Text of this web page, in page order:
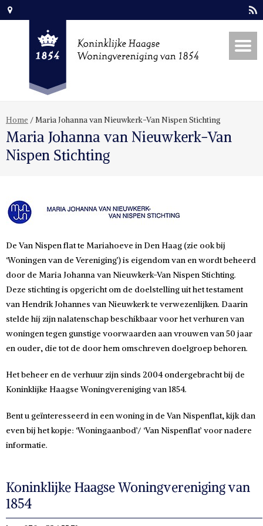
Home /Maria Johanna van Nieuwkerk-Van Nispen Stichting
Maria Johanna van Nieuwkerk-Van
Nispen Stichting
De Van Nispen flat te Mariahoeve in Den Haag (zie ook bij
‘Woningen van de Vereniging’) is eigendom van en wordt beheerd
door de Maria Johanna van Nieuwkerk-Van Nispen Stichting.
Deze stichting is opgericht om de doelstelling uit het testament
van Hendrik Johannes van Nieuwkerk te verwezenlijken. Daarin
stelde hij zijn nalatenschap beschikbaar voor het verhuren van
woningen tegen gunstige voorwaarden aan vrouwen van 50 jaar
en ouder, die tot de door hem omschreven doelgroep behoren.
Het beheer en de verhuur zijn sinds 2004 ondergebracht bij de
Koninklijke Haagse Woningvereniging van 1854.
Bent u geïnteresseerd in een woning in de Van Nispenflat, kijk dan
even bij het kopje: ‘Woningaanbod’/ ‘Van Nispenflat’ voor nadere
informatie.
Koninklijke Haagse Woningvereniging van
1854